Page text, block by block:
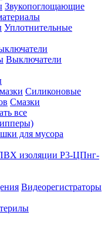
Звукопоглощающие
Уплотнительные
Выключатели
Силиконовые
Смазки
все
для мусора
изоляции Р3-ЦПнг-
Видеорегистраторы